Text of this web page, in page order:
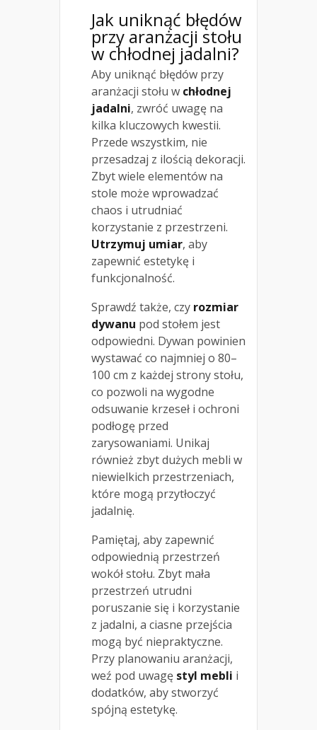
Jak uniknąć błędów
przy aranżacji stołu
w chłodnej jadalni?
Aby uniknąć błędów przy
aranżacji stołu w chłodnej
jadalni, zwróć uwagę na
kilka kluczowych kwestii.
Przede wszystkim, nie
przesadzaj z ilością dekoracji.
Zbyt wiele elementów na
stole może wprowadzać
chaos i utrudniać
korzystanie z przestrzeni.
Utrzymuj umiar, aby
zapewnić estetykę i
funkcjonalność.
Sprawdź także, czy rozmiar
dywanu pod stołem jest
odpowiedni. Dywan powinien
wystawać co najmniej o 80–
100 cm z każdej strony stołu,
co pozwoli na wygodne
odsuwanie krzeseł i ochroni
podłogę przed
zarysowaniami. Unikaj
również zbyt dużych mebli w
niewielkich przestrzeniach,
które mogą przytłoczyć
jadalnię.
Pamiętaj, aby zapewnić
odpowiednią przestrzeń
wokół stołu. Zbyt mała
przestrzeń utrudni
poruszanie się i korzystanie
z jadalni, a ciasne przejścia
mogą być niepraktyczne.
Przy planowaniu aranżacji,
weź pod uwagę styl mebli i
dodatków, aby stworzyć
spójną estetykę.